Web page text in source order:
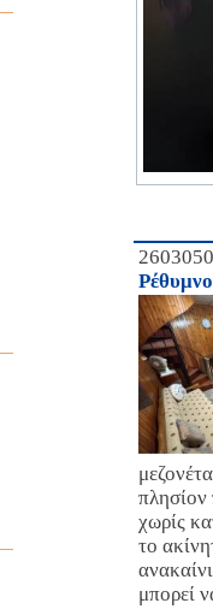
πλησίον
χωρίς
το
μπορεί